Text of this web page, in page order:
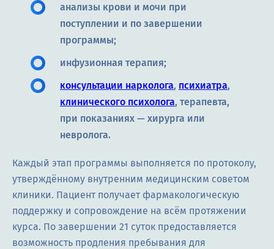
анализы крови и мочи при
поступлении и по завершении
программы;
инфузионная терапия;
консультации нарколога, психиатра,
клинического психолога, терапевта,
при показаниях — хирурга или
невролога.
Каждый этап программы выполняется по протоколу,
утверждённому внутренним медицинским советом
клиники. Пациент получает фармакологическую
поддержку и сопровождение на всём протяжении
курса. По завершении 21 суток предоставляется
возможность продления пребывания для